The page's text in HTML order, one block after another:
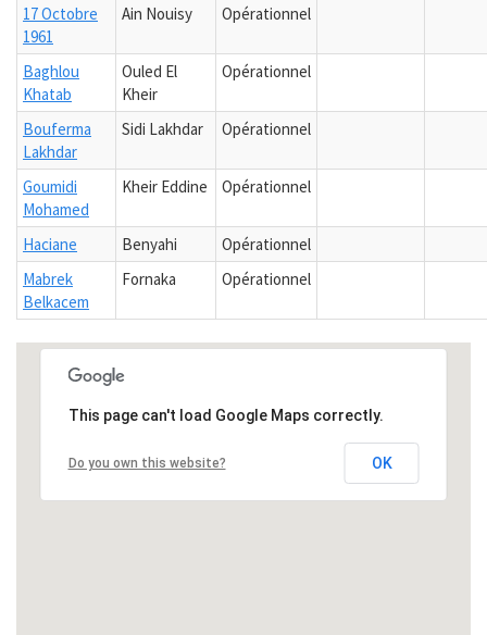
17 Octobre
1961
Ain Nouisy Opérationnel
Baghlou
Khatab
Ouled El
Kheir
Opérationnel
Bouferma
Lakhdar
Sidi Lakhdar Opérationnel
Goumidi
Mohamed
Kheir Eddine Opérationnel
Haciane Benyahi
Opérationnel
Mabrek
Belkacem
Fornaka Opérationnel
This page can't load Google Maps correctly.
Do you own this website? OK